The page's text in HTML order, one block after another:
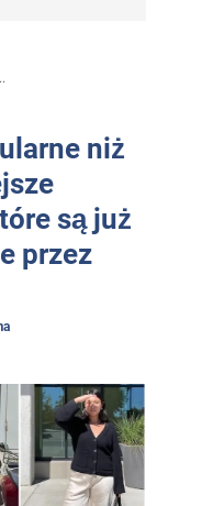
niż
są już
przez